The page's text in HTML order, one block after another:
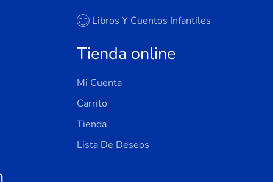
Libros Y Cuentos Infantiles
Tienda online
Mi Cuenta
Carrito
Tienda
Lista De Deseos